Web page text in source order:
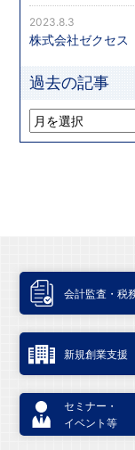
株式会社ゼクセ
2023.8.3
過去の記事
会計監査・税
新規創業支援
セミナー・
イベント等